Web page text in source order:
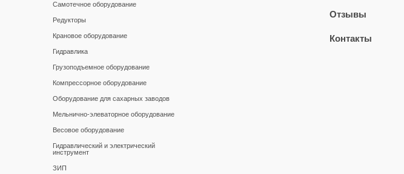
Самотечное оборудование
Редукторы
Крановое оборудование
Гидравлика
Грузоподъемное оборудование
Компрессорное оборудование
Оборудование для сахарных заводов
Мельнично-элеваторное оборудование
Весовое оборудование
Гидравлический и электрический
инструмент
ЗИП
Отзывы
Контакты